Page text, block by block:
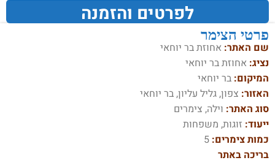
לפרטים והזמנה
פרטי הצימר
שם האתר: אחוזת בר יוחאי
נציג: אחוזת בר יוחאי
המיקום: בר יוחאי
האזור: צפון, גליל עליון, בר יוחאי
סוג האתר: וילה, צימרים
ייעוד: זוגות, משפחות
כמות צימרים: 5
בריכה באתר